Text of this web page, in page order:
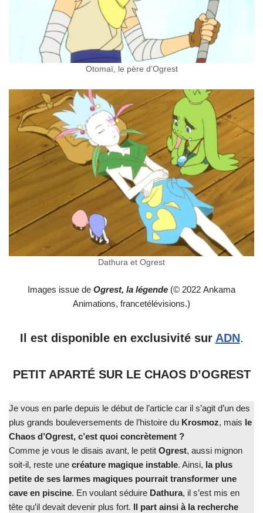
Otomaï, le père d’Ogrest
Dathura et Ogrest
Images issue de Ogrest, la légende (© 2022 Ankama
Animations, francetélévisions.)
Il est disponible en exclusivité sur ADN.
PETIT APARTÉ SUR LE CHAOS D’OGREST
Je vous en parle depuis le début de l’article car il s’agit d’un des
plus grands bouleversements de l’histoire du Krosmoz, mais le
Chaos d’Ogrest, c’est quoi concrètement ?
Comme je vous le disais avant, le petit Ogrest, aussi mignon
soit-il, reste une créature magique instable. Ainsi, la plus
petite de ses larmes magiques pourrait transformer une
cave en piscine. En voulant séduire Dathura, il s’est mis en
tête qu’il devait devenir plus fort.
Il part ainsi à la recherche